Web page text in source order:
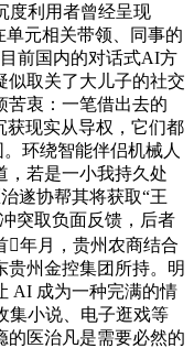
度利用者曾经呈现
单元相关带领、同事的
前国内的对话式AI方
似取关了大儿子的社交
苦衷：一笔借出去的
获现实从导权，它们都
环绕智能伴侣机械人
，若是一小我持久处
遂协帮其将获取“王
突取负面反馈，后者
年月，贵州农商结合
贵州金控集团所持。明
AI 成为一种完满的情
集小说、电子逛戏等
的医治凡是需要必然的